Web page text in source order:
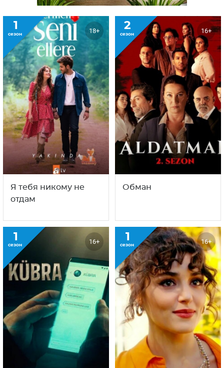
1
сезон 18+
Я тебя никому не
отдам
2
сезон 16+
Обман
1
сезон 16+ 1
сезон 16+